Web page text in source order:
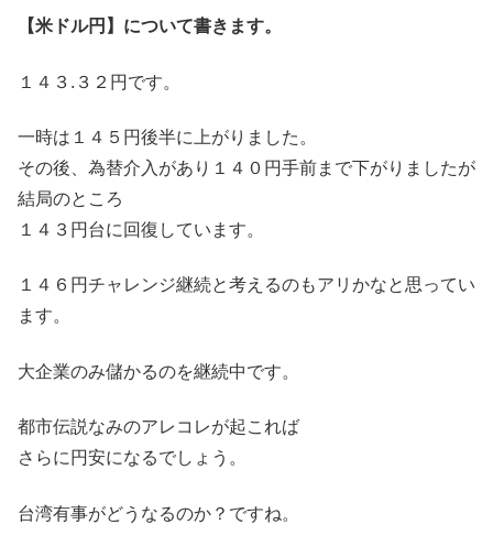
【米ドル円】について書きます。
１４３.３２円です。
一時は１４５円後半に上がりました。
その後、為替介入があり１４０円手前まで下がりましたが
結局のところ
１４３円台に回復しています。
１４６円チャレンジ継続と考えるのもアリかなと思ってい
ます。
大企業のみ儲かるのを継続中です。
都市伝説なみのアレコレが起これば
さらに円安になるでしょう。
台湾有事がどうなるのか？ですね。